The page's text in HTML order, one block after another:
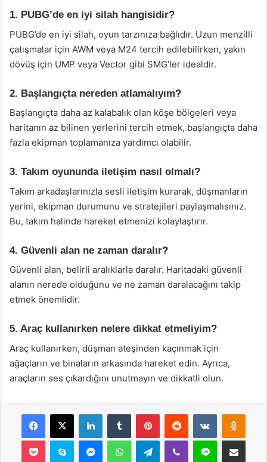
1. PUBG’de en iyi silah hangisidir?
PUBG’de en iyi silah, oyun tarzınıza bağlıdır. Uzun menzilli
çatışmalar için AWM veya M24 tercih edilebilirken, yakın
dövüş için UMP veya Vector gibi SMG’ler idealdir.
2. Başlangıçta nereden atlamalıyım?
Başlangıçta daha az kalabalık olan köşe bölgeleri veya
haritanın az bilinen yerlerini tercih etmek, başlangıçta daha
fazla ekipman toplamanıza yardımcı olabilir.
3. Takım oyununda iletişim nasıl olmalı?
Takım arkadaşlarınızla sesli iletişim kurarak, düşmanların
yerini, ekipman durumunu ve stratejileri paylaşmalısınız.
Bu, takım halinde hareket etmenizi kolaylaştırır.
4. Güvenli alan ne zaman daralır?
Güvenli alan, belirli aralıklarla daralır. Haritadaki güvenli
alanın nerede olduğunu ve ne zaman daralacağını takip
etmek önemlidir.
5. Araç kullanırken nelere dikkat etmeliyim?
Araç kullanırken, düşman ateşinden kaçınmak için
ağaçların ve binaların arkasında hareket edin. Ayrıca,
araçların ses çıkardığını unutmayın ve dikkatli olun.
Facebook
X LinkedInTumblr PinterestReddit VKontakte
Pocket Skype MessengerWhatsAppTelegramViber Line E-Posta ile